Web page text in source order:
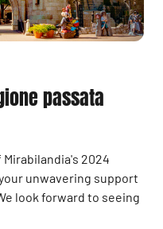
passata
2024
unwavering support
look forward to seeing